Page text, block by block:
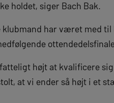
holdet, siger Bach Bak.
klubmand har været med
højt at kvalificere
at vi ender så højt i et